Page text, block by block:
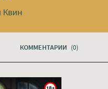
Квин
КОММЕНТАРИИ (0)